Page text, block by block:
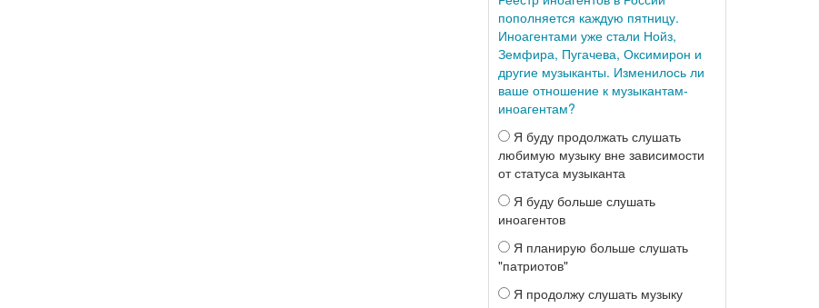
пополняется каждую пятницу.
Иноагентами уже стали Нойз,
Земфира, Пугачева, Оксимирон и
другие музыканты. Изменилось ли
ваше отношение к музыкантам-
иноагентам?
Я буду продолжать слушать
любимую музыку вне зависимости
от статуса музыканта
Я буду больше слушать
иноагентов
Я планирую больше слушать
"патриотов"
Я продолжу слушать музыку